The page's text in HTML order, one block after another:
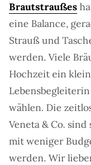
Brautstraußes
eine Balance,
Strauß und
werden. Viele
Hochzeit ein
wählen. Die
Veneta & Co.
mit weniger
werden. Wir